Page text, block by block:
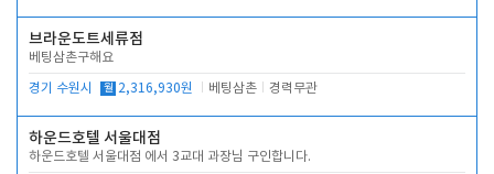
브라운도트세류점
베팅삼촌구해요
경기 수원시 월 2,316,930원 베팅삼촌 경력무관
하운드호텔 서울대점
하운드호텔 서울대점 에서 3교대 과장님 구인합니다.